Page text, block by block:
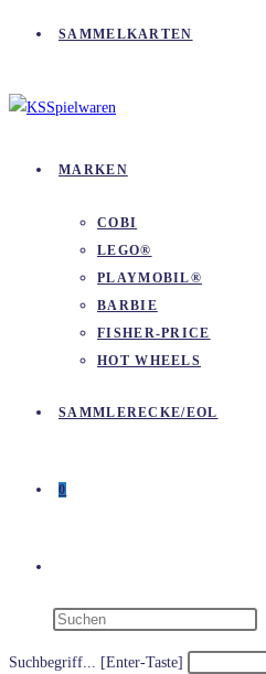
SAMMELKARTEN
MARKEN
COBI
LEGO®
PLAYMOBIL®
BARBIE
FISHER-PRICE
HOT WHEELS
SAMMLERECKE/EOL
0
Suchbegriff... [Enter-Taste]